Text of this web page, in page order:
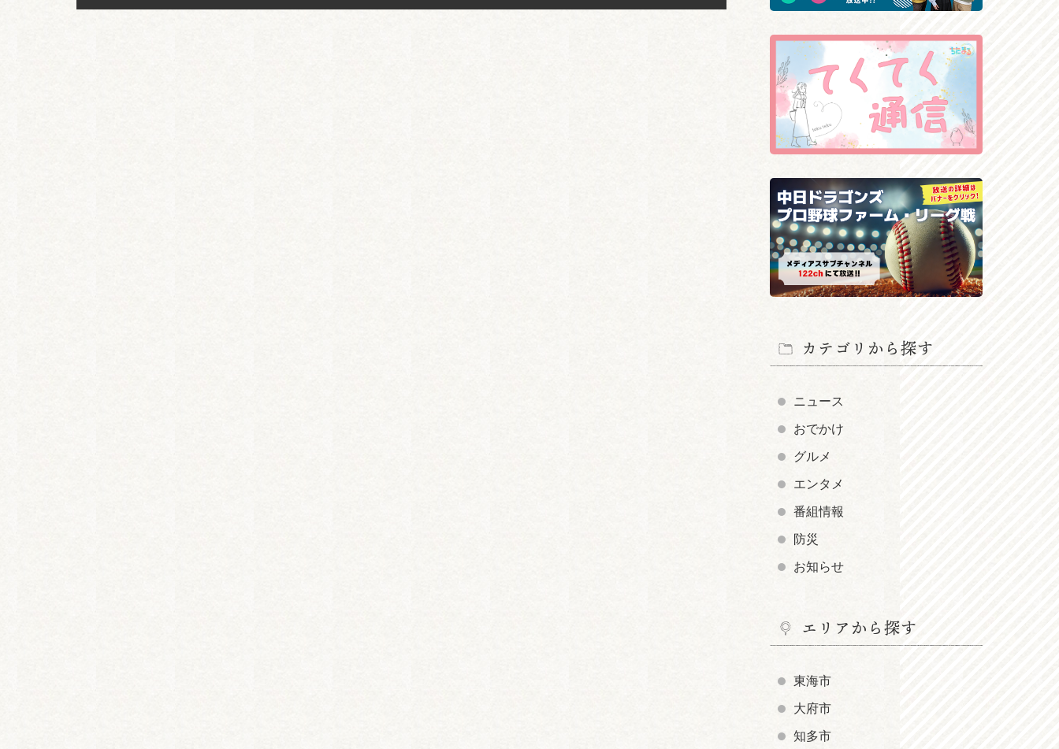
カテゴリから探す
ニュース
おでかけ
グルメ
エンタメ
番組情報
防災
お知らせ
エリアから探す
東海市
大府市
知多市